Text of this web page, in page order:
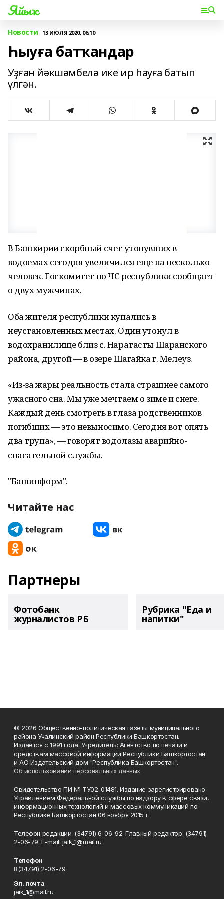
Яйыҡ
Новости 13 ИЮЛЯ 2020, 06:10
Һыуға батҡандар
Уҙған йәкшәмбелә ике ир һауға батып
үлгән.
В Башкирии скорбный счет утонувших в
водоемах сегодня увеличился еще на несколько
человек. Госкомитет по ЧС республики сообщает
о двух мужчинах.
Оба жителя республики купались в
неустановленных местах. Один утонул в
водохранилище близ с. Наратасты Шаранского
района, другой — в озере Шагайка г. Мелеуз.
«Из-за жары реальность стала страшнее самого
ужасного сна. Мы уже мечтаем о зиме и снеге.
Каждый день смотреть в глаза родственников
погибших — это невыносимо. Сегодня вот опять
два трупа», — говорят водолазы аварийно-
спасательной службы.
"Башинформ".
Читайте нас
Партнеры
Фотобанк
журналистов РБ
Рубрика "Еда и
напитки"
© 2026 Общественно-политическая газеты муниципального
района Учалинский район Республики Башкортостан.
Издается с 1991 года. Учредитель: Агентство по печати и
средствам массовой информации Республики Башкортостан
и АО Издательский дом "Республика Башкортостан".
Об использовании персональных данных
Свидетельство ПИ № ТУ02-01481. Издание зарегистрировано
Управлением Федеральной службы по надзору в сфере связи,
информационных технологий и массовых коммуникаций по
Республике Башкортостан 06 ноября 2015 г.
Телефон редакции: (34791) 6-06-92. Главный редактор: (34791)
2-06-79. Е-mаil: jaik_1@mail.ru
Телефон
8(34791) 2-06-79
Эл. почта
jaik_1@mail.ru